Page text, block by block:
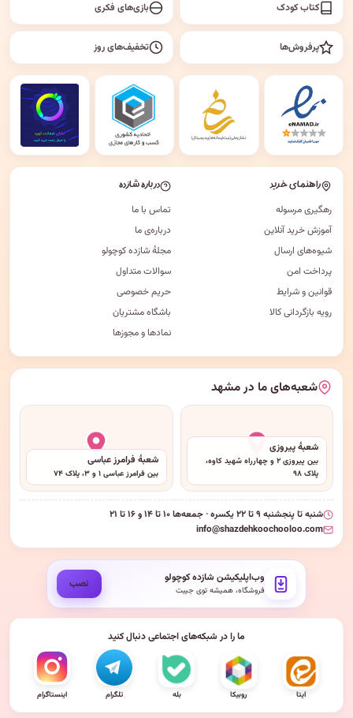
کتاب کودک بازی‌های فکری
پرفروش‌ها تخفیف‌های روز
راهنمای خرید
رهگیری مرسوله
آموزش خرید آنلاین
شیوه‌های ارسال
پرداخت امن
قوانین و شرایط
رویه بازگردانی کالا
درباره شازده
تماس با ما
درباره‌ی ما
مجلهٔ شازده کوچولو
سوالات متداول
حریم خصوصی
باشگاه مشتریان
نمادها و مجوزها
شعبه‌های ما در مشهد
شعبهٔ پیروزی
بین پیروزی ۲ و چهارراه شهید کاوه،
پلاک ۹۸
شعبهٔ فرامرز عباسی
بین فرامرز عباسی ۱ و ۳، پلاک ۷۴
شنبه تا پنجشنبه ۹ تا ۲۲ یکسره · جمعه‌ها ۱۰ تا ۱۴ و ۱۶ تا ۲۱
info@shazdehkoochooloo.com
وب‌اپلیکیشن شازده کوچولو
فروشگاه، همیشه توی جیبت نصب
ما را در شبکه‌های اجتماعی دنبال کنید
ایتا روبیکا بله تلگرام اینستاگرام